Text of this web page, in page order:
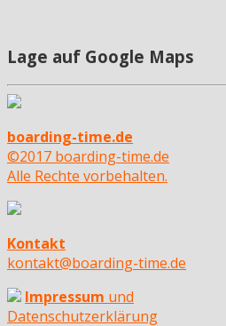
Lage auf Google Maps
boarding-time.de
©2017 boarding-time.de
Alle Rechte vorbehalten.
Kontakt
kontakt@boarding-time.de
Impressum und
Datenschutzerklärung